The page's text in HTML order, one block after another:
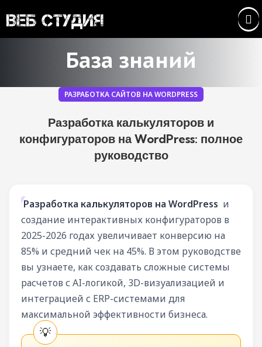
База знаний
РАЗРАБОТКА САЙТОВ НА WORDPRESS
Разработка калькуляторов и
конфигураторов на WordPress: полное
руководство
Разработка калькуляторов на WordPress и
создание интерактивных конфигураторов в
2025-2026 годах увеличивает конверсию на
85% и средний чек на 45%. В этом руководстве
вы узнаете, как создавать сложные системы
расчетов с AI-логикой, 3D-визуализацией и
интеграцией с ERP-системами для
максимальной эффективности бизнеса.